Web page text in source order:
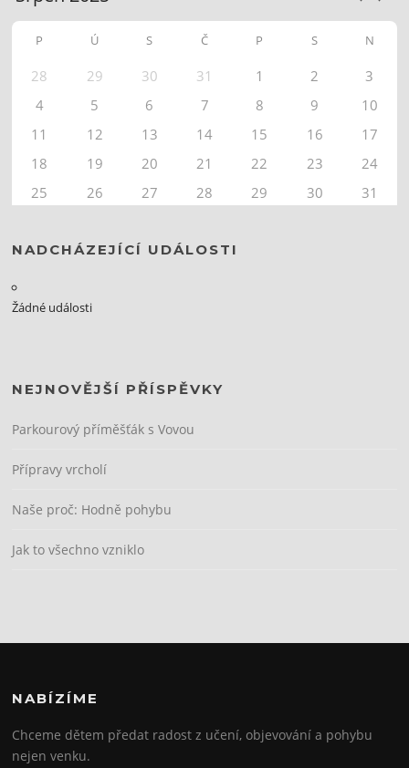
P Ú S Č P S N
28 29 30 31 1 2
3
4
5 6 7 8 9
10
11
12 13 14 15 16
17
18
19 20 21 22 23
24
25
26 27 28 29 30 31
NADCHÁZEJÍCÍ UDÁLOSTI
Žádné události
NEJNOVĚJŠÍ PŘÍSPĚVKY
Parkourový příměšťák s Vovou
Přípravy vrcholí
Naše proč: Hodně pohybu
Jak to všechno vzniklo
NABÍZÍME
Chceme dětem předat radost z učení, objevování a pohybu
nejen venku.